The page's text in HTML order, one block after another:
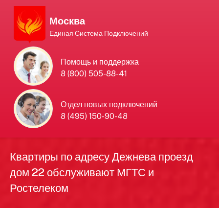
Москва
Единая Система Подключений
Помощь и поддержка
8 (800) 505-88-41
Отдел новых подключений
8 (495) 150-90-48
Единая Система
Подключений
нового интернета и
телевидения в Москве
Квартиры по адресу Дежнева проезд
дом 22 обслуживают МГТС и
Ростелеком